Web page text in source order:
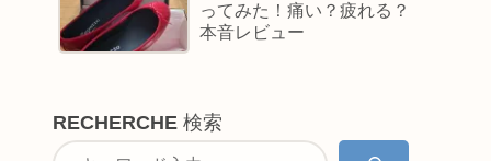
ってみた！痛い？疲れる？
本音レビュー
RECHERCHE 検索